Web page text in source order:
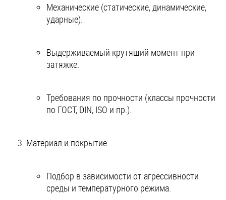
Механические (статические, динамические,
ударные).
Выдерживаемый крутящий момент при
затяжке.
Требования по прочности (классы прочности
по ГОСТ, DIN, ISO и пр.).
Материал и покрытие
Подбор в зависимости от агрессивности
среды и температурного режима.